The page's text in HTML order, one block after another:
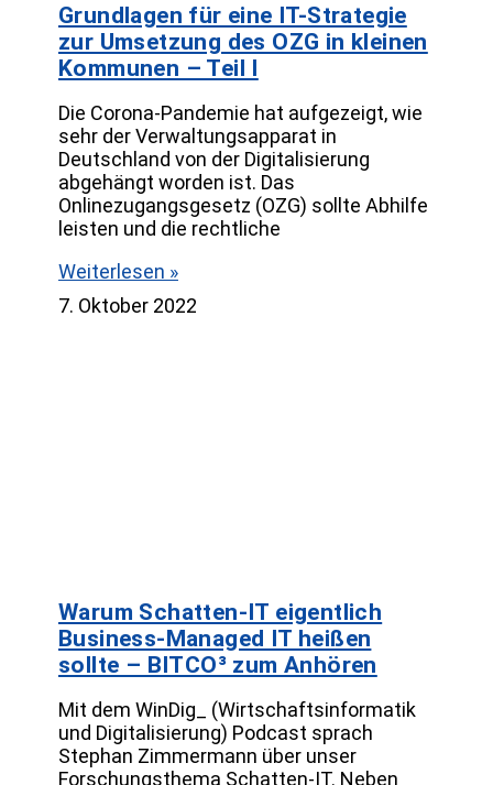
Grundlagen für eine IT-Strategie
zur Umsetzung des OZG in kleinen
Kommunen – Teil I
Die Corona-Pandemie hat aufgezeigt, wie
sehr der Verwaltungsapparat in
Deutschland von der Digitalisierung
abgehängt worden ist. Das
Onlinezugangsgesetz (OZG) sollte Abhilfe
leisten und die rechtliche
Weiterlesen »
7. Oktober 2022
Warum Schatten-IT eigentlich
Business-Managed IT heißen
sollte – BITCO³ zum Anhören
Mit dem WinDig_ (Wirtschaftsinformatik
und Digitalisierung) Podcast sprach
Stephan Zimmermann über unser
Forschungsthema Schatten-IT. Neben